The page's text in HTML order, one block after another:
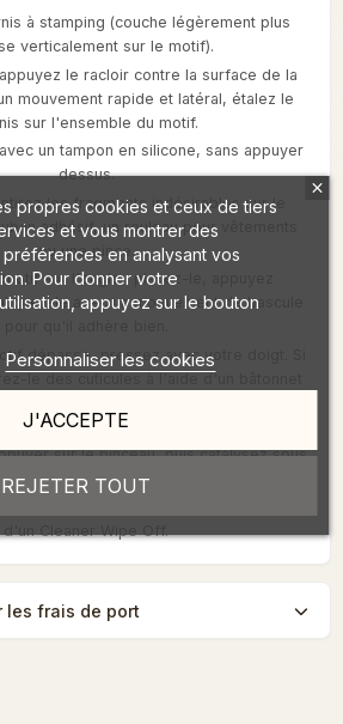
à stamping (couche légèrement plus
verticalement sur le motif).
le racloir contre la surface de la
mouvement rapide et latéral, étalez le
sur l'ensemble du motif.
un tampon en silicone, sans appuyer
dessus.
les fragments indésirables sur le
adhésif, un rouleau pour vêtements
ou une pince.
sur l'ongle : placez-le, appuyez
le avec un mouvement de bascule
dépasse, pressez avec votre doigt. Si
sec, protégez-le avec le top coat de
sur le pinceau, puis catalysez sous
lampe.
les frais de port
propres cookies et ceux de tiers
et vous montrer des
en analysant vos
Pour donner votre
appuyez sur le bouton
Personnaliser les cookies
REJETER TOUT
J'ACCEPTE